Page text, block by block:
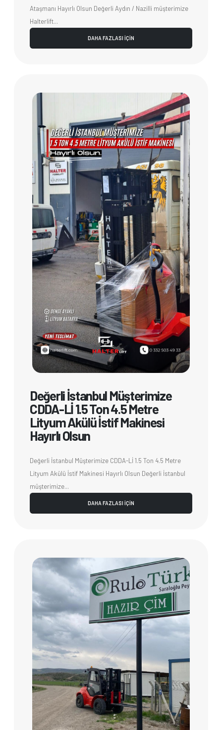
Ataşmanı Hayırlı Olsun Değerli Aydın / Nazilli müşterimize
Halterlift...
DAHA FAZLASI İÇİN
Değerli İstanbul Müşterimize
CDDA-Lİ 1.5 Ton 4.5 Metre
Lityum Akülü İstif Makinesi
Hayırlı Olsun
Değerli İstanbul Müşterimize CDDA-Lİ 1.5 Ton 4.5 Metre
Lityum Akülü İstif Makinesi Hayırlı Olsun Değerli İstanbul
müşterimize...
DAHA FAZLASI İÇİN